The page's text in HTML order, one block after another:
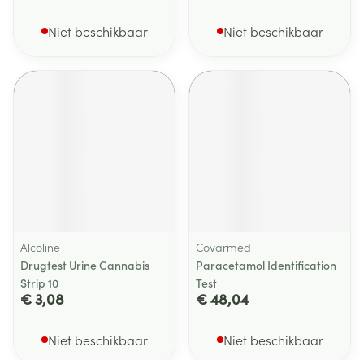
Niet beschikbaar Niet beschikbaar
Alcoline
Drugtest Urine Cannabis
Strip 10
€ 3,08
Niet beschikbaar
Covarmed
Paracetamol Identification
Test
€ 48,04
Niet beschikbaar